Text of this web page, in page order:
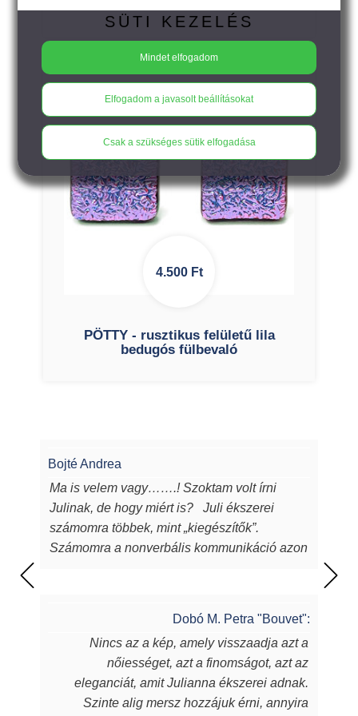
4.500Ft
PÖTTY - rusztikus felületű lila
bedugós fülbevaló
Bojté Andrea
Ma is velem vagy…….! Szoktam volt írni
Julinak, de hogy miért is? Juli ékszerei
számomra többek, mint „kiegészítők”.
Számomra a nonverbális kommunikáció azon
egyediek, csodaszépek, igényesek,
sugározzák az alkotójuk által belevitt
energiát, szeretetet, amit készítőjük alkotás
során beletett. Szeretem a kincseit, viselem
nap mint nap, melyek során magabiztosabb,
Dobó M. Petra "Bouvet":
Nincs az a kép, amely visszaadja azt a
nőiességet, azt a finomságot, azt az
eleganciát, amit Julianna ékszerei adnak.
Szinte alig mersz hozzájuk érni, annyira
SÜTI KEZELÉS
Mindet elfogadom
Elfogadom a javasolt beállításokat
Csak a szükséges sütik elfogadása